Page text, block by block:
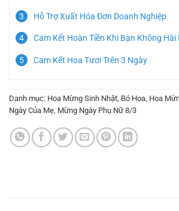
Hỗ Trợ Xuất Hóa Đơn Doanh Nghiệp
Cam Kết Hoàn Tiền Khi Bạn Không Hài
Cam Kết Hoa Tươi Trên 3 Ngày
Danh mục: Hoa Mừng Sinh Nhật, Bó Hoa, Hoa
Ngày Của Mẹ, Mừng Ngày Phụ Nữ 8/3